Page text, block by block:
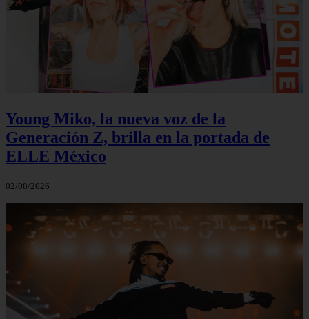
Young Miko, la nueva voz de la
Generación Z, brilla en la portada de
ELLE México
02/08/2026